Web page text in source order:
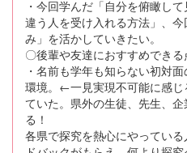
・今回学んだ「自分を俯瞰し
違う人を受け入れる方法」、
み」を活かしていきたい。
〇後輩や友達におすすめできる
・名前も学年も知らない初対
環境。←一見実現不可能に感じ
ていた。県外の生徒、先生、
る！
各県で探究を熱心にやってい